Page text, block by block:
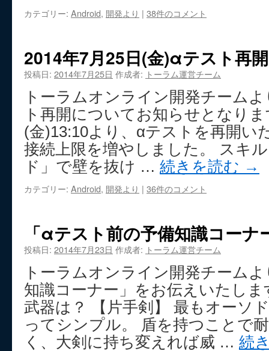
カテゴリー: Android, 開発より | 38件のコメント
2014年7月25日(金)αテスト再
投稿日: 2014年7月25日 作成者: トーラム運営チーム
トーラムオンライン開発チーム
ト再開についてお知らせとなり
(金)13:10より、αテストを再開い
接続上限を増やしました。 スキ
ド」で壁を抜け … 続きを読む →
カテゴリー: Android, 開発より | 36件のコメント
「αテスト前の予備知識コーナ
投稿日: 2014年7月23日 作成者: トーラム運営チーム
トーラムオンライン開発チーム
知識コーナー」をお伝えいたし
武器は？ 【片手剣】 最もオーソ
ってシンプル。 盾を持つことで
く、大剣に持ち変えれば威 … 続